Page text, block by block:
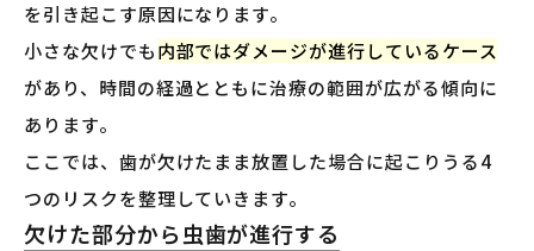
を引き起こす原因になります。
小さな欠けでも内部ではダメージが進行しているケース
があり、時間の経過とともに治療の範囲が広がる傾向に
あります。
ここでは、歯が欠けたまま放置した場合に起こりうる4
つのリスクを整理していきます。
欠けた部分から虫歯が進行する